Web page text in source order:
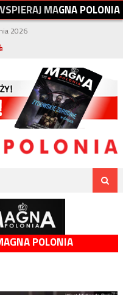
SPIERAJMAGNAPOLONIA
2026
POLONIA